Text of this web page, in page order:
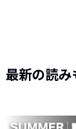
最新の読み